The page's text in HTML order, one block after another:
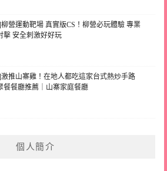
營運動靶場 真實版CS！柳營必玩體驗 專業
擊 安全刺激好好玩
推山寨雞！在地人都吃這家台式熱炒手路
餐餐廳推薦｜山寨家庭餐廳
個人簡介